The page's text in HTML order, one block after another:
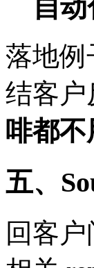
自动
落地例
结客户
啡都
五、
回客